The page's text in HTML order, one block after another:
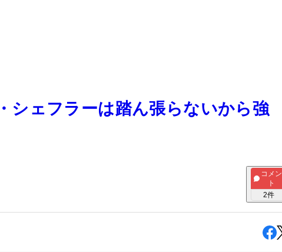
シェフラーは踏ん張らないから強
コメン
ト
2件